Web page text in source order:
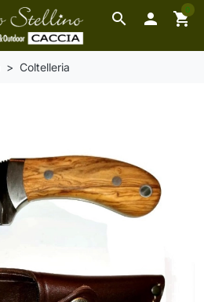
search  shopping_cart
0
Coltelleria